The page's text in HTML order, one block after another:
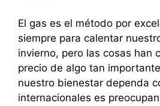
El gas es el método por
siempre para calentar
invierno, pero las cosas han
precio de algo tan
nuestro bienestar dependa
internacionales es